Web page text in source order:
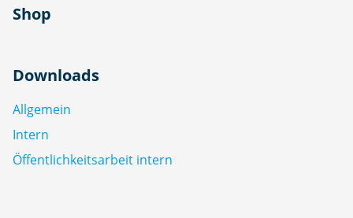
Shop
Downloads
Allgemein
Intern
Öffentlichkeitsarbeit intern